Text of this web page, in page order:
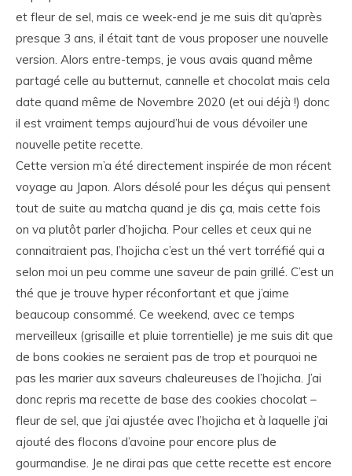
et fleur de sel, mais ce week-end je me suis dit qu’après
presque 3 ans, il était tant de vous proposer une nouvelle
version. Alors entre-temps, je vous avais quand même
partagé celle au butternut, cannelle et chocolat mais cela
date quand même de Novembre 2020 (et oui déjà !) donc
il est vraiment temps aujourd’hui de vous dévoiler une
nouvelle petite recette.
Cette version m’a été directement inspirée de mon récent
voyage au Japon. Alors désolé pour les déçus qui pensent
tout de suite au matcha quand je dis ça, mais cette fois
on va plutôt parler d’hojicha. Pour celles et ceux qui ne
connaitraient pas, l’hojicha c’est un thé vert torréfié qui a
selon moi un peu comme une saveur de pain grillé. C’est un
thé que je trouve hyper réconfortant et que j’aime
beaucoup consommé. Ce weekend, avec ce temps
merveilleux (grisaille et pluie torrentielle) je me suis dit que
de bons cookies ne seraient pas de trop et pourquoi ne
pas les marier aux saveurs chaleureuses de l’hojicha. J’ai
donc repris ma recette de base des cookies chocolat –
fleur de sel, que j’ai ajustée avec l’hojicha et à laquelle j’ai
ajouté des flocons d’avoine pour encore plus de
gourmandise. Je ne dirai pas que cette recette est encore